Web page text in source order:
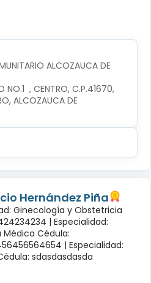
ALCOZAUCA DE
NO.1  , CENTRO, C.P.41670,
ALCOZAUCA DE
Hernández Piña
Ginecología y Obstetricia
| Especialidad:
Cédula:
| Especialidad:
sdasdasdasda